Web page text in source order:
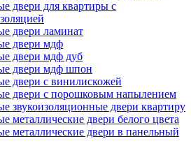
двери для квартиры с
двери ламинат
двери мдф
двери мдф дуб
двери мдф шпон
двери с винилискожей
двери с порошковым напылением
звукоизоляционные двери квартиру
металлические двери белого цвета
металлические двери в панельный